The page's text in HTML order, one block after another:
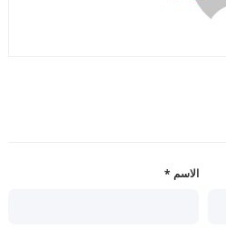
الاسم *